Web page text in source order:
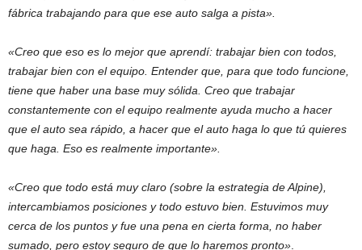
fábrica trabajando para que ese auto salga a pista».
«Creo que eso es lo mejor que aprendí: trabajar bien con todos,
trabajar bien con el equipo. Entender que, para que todo funcione,
tiene que haber una base muy sólida. Creo que trabajar
constantemente con el equipo realmente ayuda mucho a hacer
que el auto sea rápido, a hacer que el auto haga lo que tú quieres
que haga. Eso es realmente importante».
«Creo que todo está muy claro (sobre la estrategia de Alpine),
intercambiamos posiciones y todo estuvo bien. Estuvimos muy
cerca de los puntos y fue una pena en cierta forma, no haber
sumado, pero estoy seguro de que lo haremos pronto».